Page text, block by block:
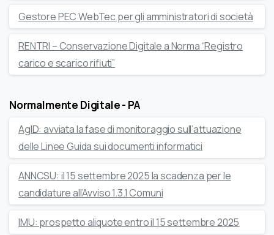
Gestore PEC WebTec per gli amministratori di società
RENTRI – Conservazione Digitale a Norma “Registro
carico e scarico rifiuti”
Normalmente Digitale - PA
AgID: avviata la fase di monitoraggio sull’attuazione
delle Linee Guida sui documenti informatici
ANNCSU: il 15 settembre 2025 la scadenza per le
candidature all’Avviso 1.3.1 Comuni
IMU: prospetto aliquote entro il 15 settembre 2025